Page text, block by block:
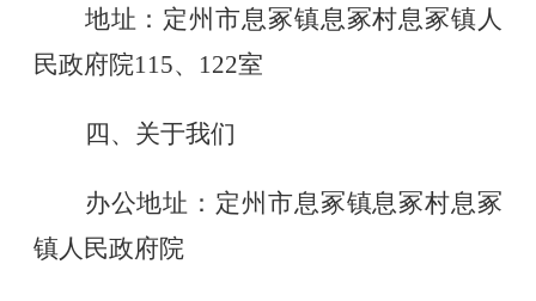
地址：定州市息冢镇息冢村息冢镇人
民政府院115、122室
四、关于我们
办公地址：定州市息冢镇息冢村息冢
镇人民政府院